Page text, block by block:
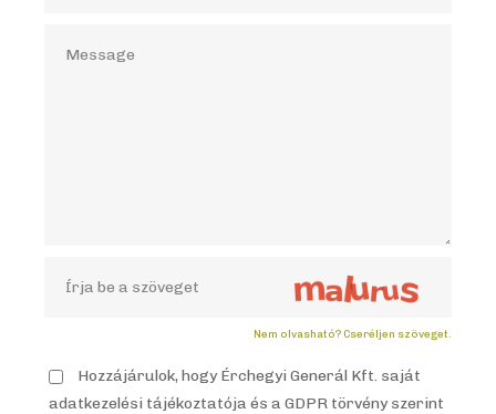
Nem olvasható? Cseréljen szöveget.
Hozzájárulok, hogy Érchegyi Generál Kft. saját
adatkezelési tájékoztatója és a GDPR törvény szerint